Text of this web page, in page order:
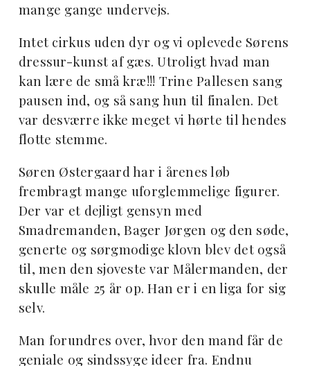
mange gange undervejs.
Intet cirkus uden dyr og vi oplevede Sørens
dressur-kunst af gæs. Utroligt hvad man
kan lære de små kræ!!! Trine Pallesen sang
pausen ind, og så sang hun til finalen. Det
var desværre ikke meget vi hørte til hendes
flotte stemme.
Søren Østergaard har i årenes løb
frembragt mange uforglemmelige figurer.
Der var et dejligt gensyn med
Smadremanden, Bager Jørgen og den søde,
generte og sørgmodige klovn blev det også
til, men den sjoveste var Målermanden, der
skulle måle 25 år op. Han er i en liga for sig
selv.
Man forundres over, hvor den mand får de
geniale og sindssyge ideer fra. Endnu